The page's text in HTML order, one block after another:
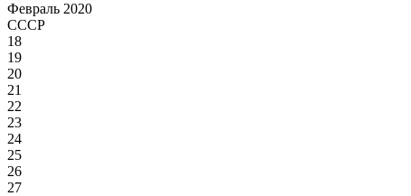
Февраль 2020
СССР
18
19
20
21
22
23
24
25
26
27